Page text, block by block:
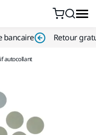
bancaire Retour
autocollant